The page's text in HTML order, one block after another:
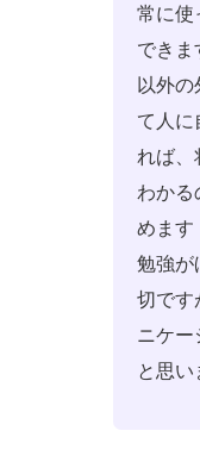
常に使
でき
以外の
て人に
れば、
わかる
めます
勉強が
切です
ニケー
と思い